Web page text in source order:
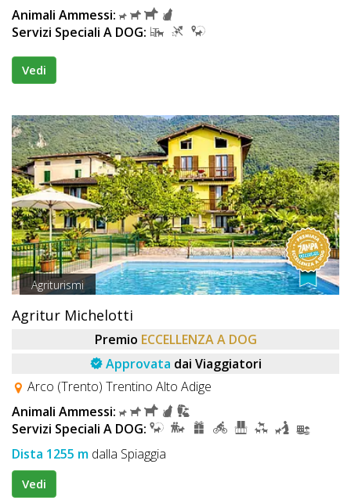
Animali Ammessi:
Servizi Speciali A DOG:
Vedi
Agriturismi
Agritur Michelotti
Premio ECCELLENZA A DOG
Approvata dai Viaggiatori
Arco (Trento) Trentino Alto Adige
Animali Ammessi:
Servizi Speciali A DOG:
Dista 1255 m dalla Spiaggia
Vedi